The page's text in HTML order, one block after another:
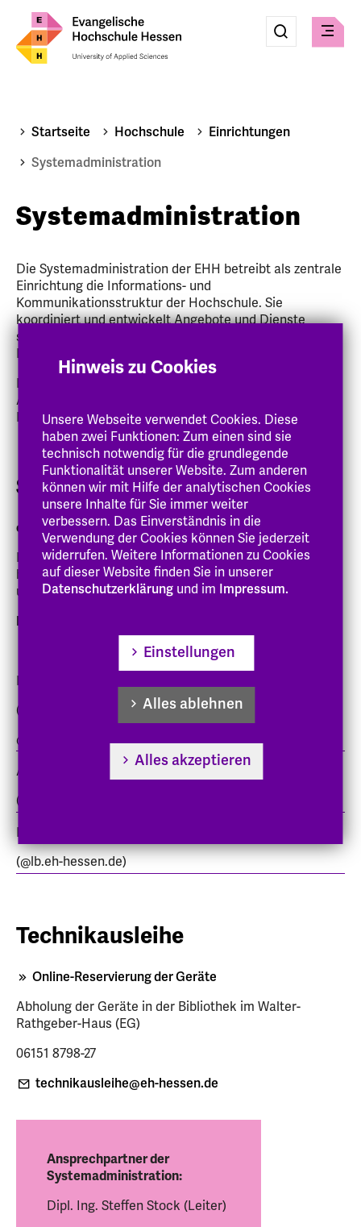
Suche
absenden
Menü
Startseite Hochschule
Einrichtungen
Systemadministration
Systemadministration
Die Systemadministration der EHH betreibt als zentrale
Einrichtung die Informations- und
Kommunikationsstruktur der Hochschule. Sie
koordiniert und entwickelt Angebote und Dienste
sowohl für die Hochschuladministration als auch für die
Forschung und Lehre.
Die Systemadministration steht in engem fachlichem
Austausch, um eine an der Forschung und Lehre der
EHH ausgerichtete IT-Umgebung zu realisieren.
Services
eCampus:
In
SharePoint (Anmeldung erforderlich) finden Sie
hilfreiche Anleitungen u.a. zu Outlook Web App, WLAN
uvm. (wählen Sie links im Menü die jeweilige Rubrik).
E-Mail-Zugänge:
Für Studierende
(E-Maildresse endet auf
@stud.eh-hessen.de)
Angehörige der Hochschule
(@eh-hessen.de)
Lehrbeauftragte
(@lb.eh-hessen.de)
Technikausleihe
Online-Reservierung der Geräte
Abholung der Geräte in der Bibliothek im Walter-
Rathgeber-Haus (EG)
06151 8798-27
technikausleihe@eh-hessen.de
Ansprechpartner der
Systemadministration:
Dipl. Ing. Steffen Stock (Leiter)
Hinweis zu Cookies
Unsere Webseite verwendet Cookies. Diese
haben zwei Funktionen: Zum einen sind sie
technisch notwendig für die grundlegende
Funktionalität unserer Website. Zum anderen
können wir mit Hilfe der analytischen Cookies
unsere Inhalte für Sie immer weiter
verbessern. Das Einverständnis in die
Verwendung der Cookies können Sie jederzeit
widerrufen. Weitere Informationen zu Cookies
auf dieser Website finden Sie in unserer
Datenschutzerklärung und im Impressum.
Einstellungen
Alles ablehnen
Alles akzeptieren